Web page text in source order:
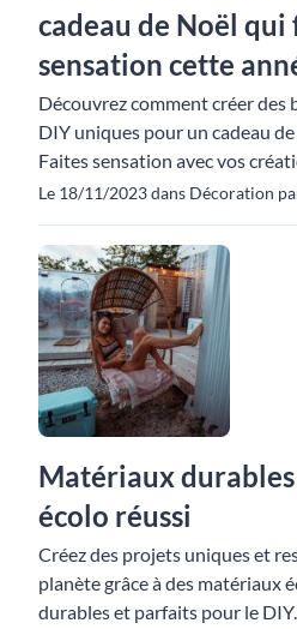
cadeau de Noël qui
sensation cette
Découvrez comment créer des
DIY uniques pour un cadeau
Faites sensation avec vos
Le 18/11/2023 dans Décoration
Matériaux
écolo réussi
Créez des projets uniques et
planète grâce à des matériaux
durables et parfaits pour le DIY.